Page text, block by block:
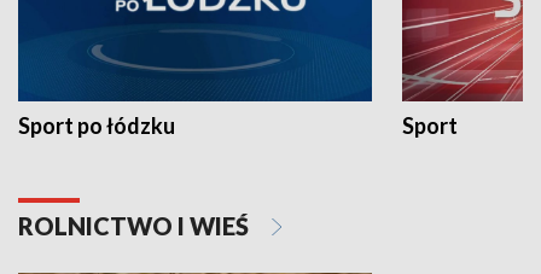
Sport po łódzku Sport
ROLNICTWO I WIEŚ